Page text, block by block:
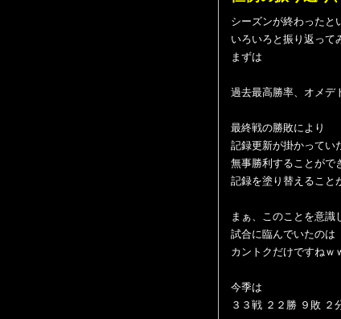
シーズンが終わったと
いろいろと振り返って
まずは
過去最高勝率、オメデ
最終戦の勝敗により
記録更新が掛かってい
無事勝利することがで
記録を塗り替えること
まぁ、このことを意識
試合に臨んでいたのは
カントクだけですねｗ
今季は
３３戦 ２２勝 ９敗 ２